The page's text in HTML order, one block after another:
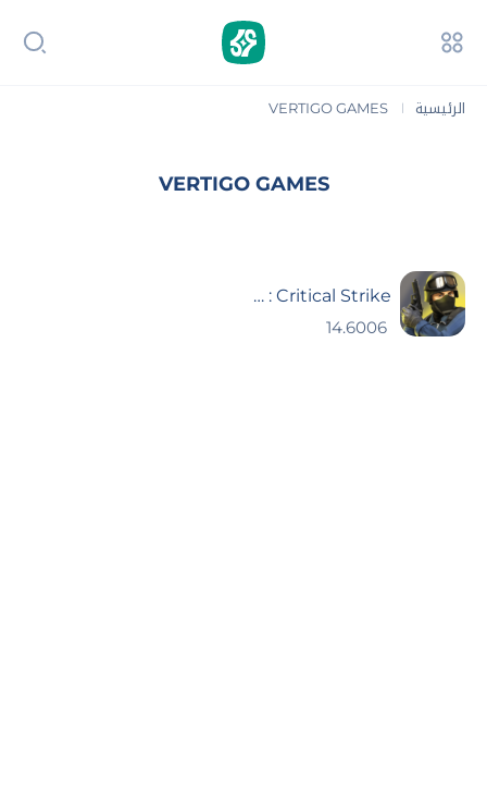
الرئيسية |
VERTIGO GAMES‏
VERTIGO GAMES‏
Critical Strike : العاب مسدسات